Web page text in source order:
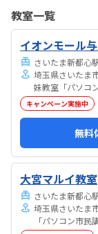
れたよです。親切
ん特にありません
教室一覧
イオンモール
さいたま新都心
埼玉県さいたま
妹教室「パソコ
キャンペーン実施中
無料
大宮マルイ教室
さいたま新都心
埼玉県さいたま
「パソコン市民